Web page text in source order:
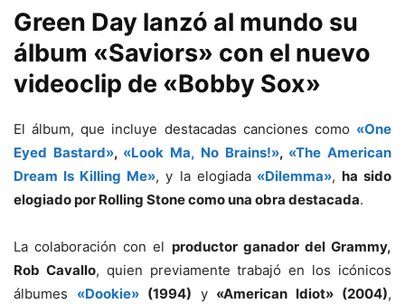
Green Day lanzó al mundo su
álbum «Saviors» con el nuevo
videoclip de «Bobby Sox»
El álbum, que incluye destacadas canciones como «One
Eyed Bastard», «Look Ma, No Brains!», «The American
Dream Is Killing Me», y la elogiada«Dilemma», ha sido
elogiado por Rolling Stone como una obra destacada.
La colaboración con el productor ganador del Grammy,
Rob Cavallo, quien previamente trabajó en los icónicos
álbumes «Dookie» (1994) y«American Idiot» (2004),